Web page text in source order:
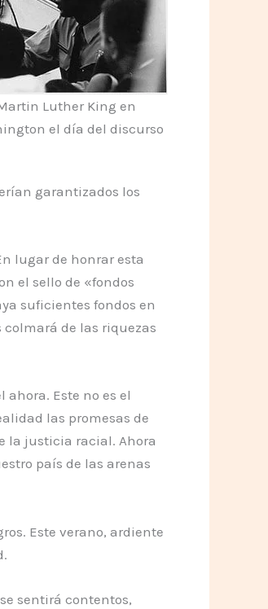
Luther King en
el día del discurso
garantizados los
lugar de honrar esta
el sello de «fondos
suficientes fondos en
colmará de las riquezas
Este no es el
las promesas de
la justicia racial. Ahora
país de las arenas
Este verano, ardiente
sentirá contentos,